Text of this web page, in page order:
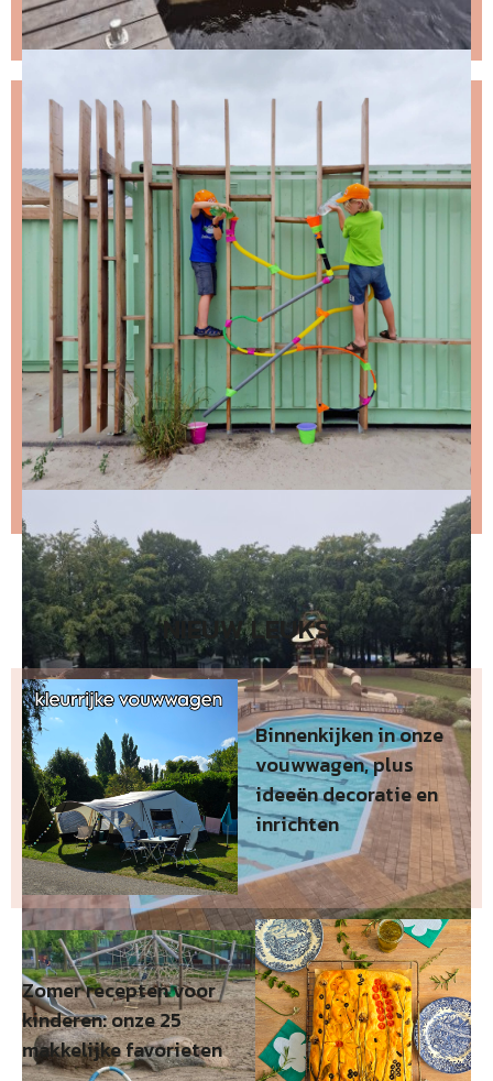
NIKS LEUKS MISSEN?
Schrijf je in voor de nieuwsbrief, dan stuur ik je
ongeveer twee keer per maand een leuke mail.
Stap 1 – vul je emailadres in en klik op de knop:
Stap 2 – open de email en bevestig je inschrijving
(niks ontvangen, bekijk dan je spam folder).
Wil je niet wachten op de volgende nieuwsbrief?
Lees
dan hier de nieuwste nieuwsbrief
NIEUW LEUKS
Binnenkijken in onze
vouwwagen, plus
ideeën decoratie en
inrichten
Zomer recepten voor
kinderen: onze 25
makkelijke favorieten